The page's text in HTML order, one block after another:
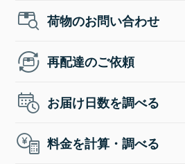
荷物のお問い合わせ
再配達のご依頼
お届け日数を調べる
料金を計算・調べる